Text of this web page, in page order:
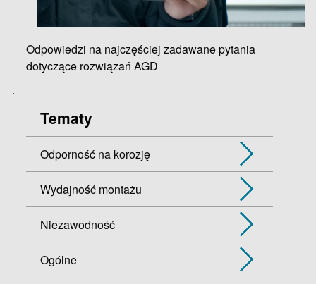
Odpowiedzi na najczęściej zadawane pytania
dotyczące rozwiązań AGD
.
Tematy
Odporność na korozję
Wydajność montażu
Niezawodność
Ogólne